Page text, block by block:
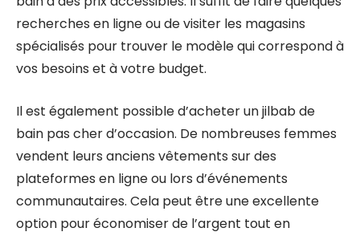
recherches en ligne ou de visiter les magasins
spécialisés pour trouver le modèle qui correspond à
vos besoins et à votre budget.
Il est également possible d’acheter un jilbab de
bain pas cher d’occasion. De nombreuses femmes
vendent leurs anciens vêtements sur des
plateformes en ligne ou lors d’événements
communautaires. Cela peut être une excellente
option pour économiser de l’argent tout en